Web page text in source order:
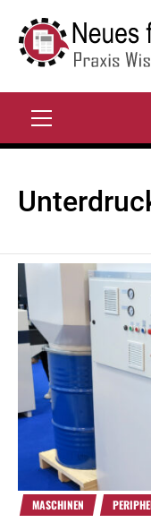
Inhalt
springen
NEUES
MASCHINEN